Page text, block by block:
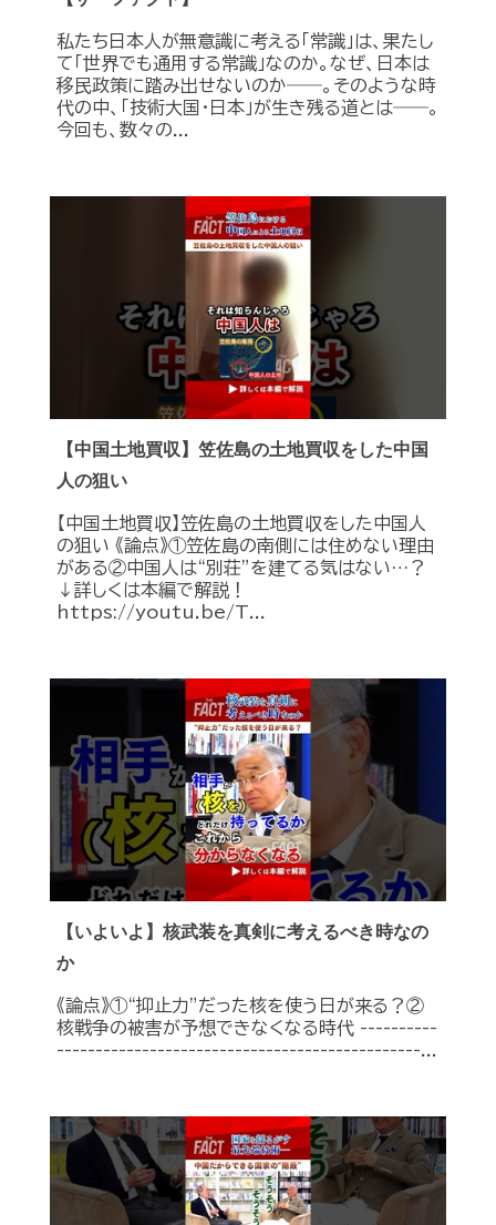
私たち日本人が無意識に考える「常識」は、果たし
て「世界でも通用する常識」なのか。なぜ、日本は
移民政策に踏み出せないのか――。そのような時
代の中、「技術大国・日本」が生き残る道とは――。
今回も、数々の...
【中国土地買収】笠佐島の土地買収をした中国
人の狙い
【中国土地買収】笠佐島の土地買収をした中国人
の狙い 《論点》①笠佐島の南側には住めない理由
がある②中国人は“別荘”を建てる気はない…？
↓詳しくは本編で解説！
https://youtu.be/T...
【いよいよ】核武装を真剣に考えるべき時なの
か
《論点》①“抑止力”だった核を使う日が来る？②
核戦争の被害が予想できなくなる時代 ----------
-----------------------------------------------...